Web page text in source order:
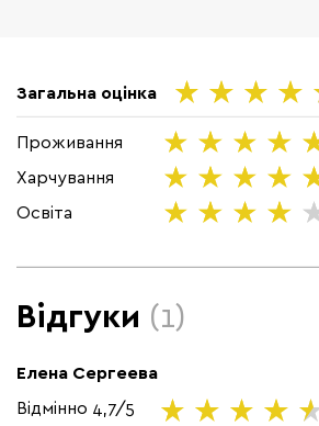
Загальна оцінка
Проживання
Харчування
Освіта
Відгуки (1)
Елена Сергеева
Відмінно 4,7/5